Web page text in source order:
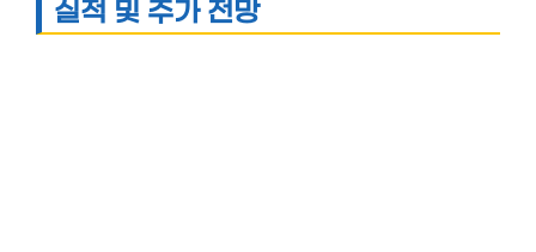
실적 및 주가 전망